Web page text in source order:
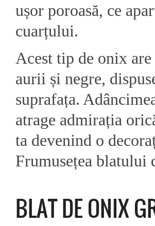
ușor poroasă, ce
cuarțului.
Acest tip de onix
aurii și negre,
suprafața.
atrage admirația
ta devenind o
Frumusețea blatului
BLAT DE ONIX